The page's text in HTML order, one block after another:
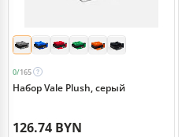
0/165
Набор Vale Plush, серый
126.74 BYN